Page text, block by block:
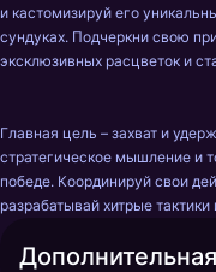
и кастомизируй его
сундуках. Подчеркни свою
эксклюзивных расцветок и
Главная цель – захват и
стратегическое мышление и
победе. Координируй свои
разрабатывай хитрые